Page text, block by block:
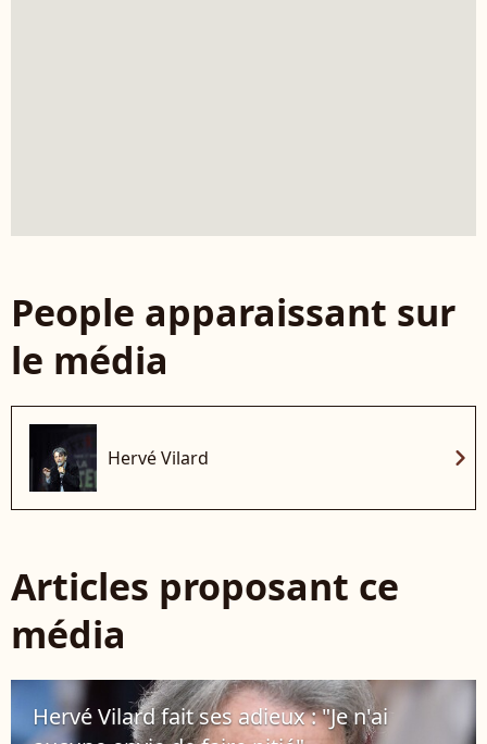
People apparaissant sur
le média
Hervé Vilard chevron_right
Articles proposant ce
média
Hervé Vilard fait ses adieux : "Je n'ai